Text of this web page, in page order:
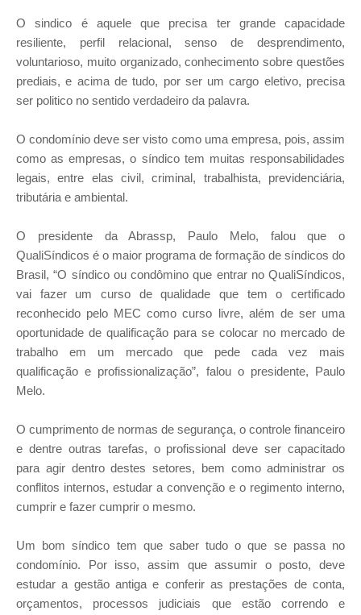
O sindico é aquele que precisa ter grande capacidade
resiliente, perfil relacional, senso de desprendimento,
voluntarioso, muito organizado, conhecimento sobre questões
prediais, e acima de tudo, por ser um cargo eletivo, precisa
ser politico no sentido verdadeiro da palavra.
O condomínio deve ser visto como uma empresa, pois, assim
como as empresas, o síndico tem muitas responsabilidades
legais, entre elas civil, criminal, trabalhista, previdenciária,
tributária e ambiental.
O presidente da Abrassp, Paulo Melo, falou que o
QualiSíndicos é o maior programa de formação de síndicos do
Brasil, “O síndico ou condômino que entrar no QualiSíndicos,
vai fazer um curso de qualidade que tem o certificado
reconhecido pelo MEC como curso livre, além de ser uma
oportunidade de qualificação para se colocar no mercado de
trabalho em um mercado que pede cada vez mais
qualificação e profissionalização”, falou o presidente, Paulo
Melo.
O cumprimento de normas de segurança, o controle financeiro
e dentre outras tarefas, o profissional deve ser capacitado
para agir dentro destes setores, bem como administrar os
conflitos internos, estudar a convenção e o regimento interno,
cumprir e fazer cumprir o mesmo.
Um bom síndico tem que saber tudo o que se passa no
condomínio. Por isso, assim que assumir o posto, deve
estudar a gestão antiga e conferir as prestações de conta,
orçamentos, processos judiciais que estão correndo e